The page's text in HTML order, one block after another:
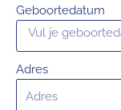
Geboortedatum
Adres